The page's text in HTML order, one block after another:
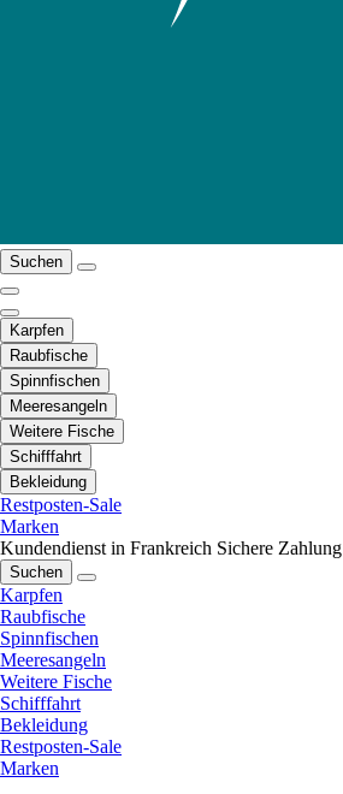
Suchen
Karpfen
Raubfische
Spinnfischen
Meeresangeln
Weitere Fische
Schifffahrt
Bekleidung
Restposten-Sale
Marken
Kundendienst in Frankreich Sichere Zahlung
Suchen
Karpfen
Raubfische
Spinnfischen
Meeresangeln
Weitere Fische
Schifffahrt
Bekleidung
Restposten-Sale
Marken